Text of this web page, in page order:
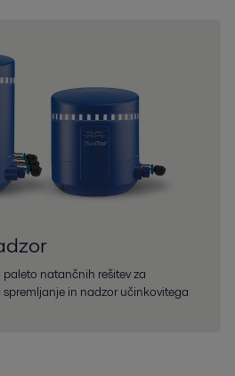
natančnih rešitev za
in nadzor učinkovitega